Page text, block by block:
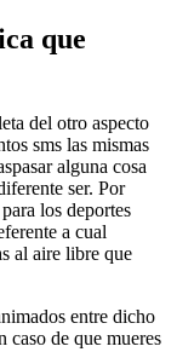
que
del otro aspecto
sms las mismas
alguna cosa
ser. Por
los deportes
a cual
al aire libre que
entre dicho
caso de que mueres